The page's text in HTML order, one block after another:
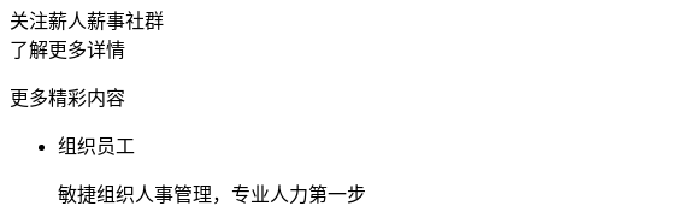
关注薪人薪事社群
了解更多详情
更多精彩内容
组织员工
敏捷组织人事管理，专业人力第一步